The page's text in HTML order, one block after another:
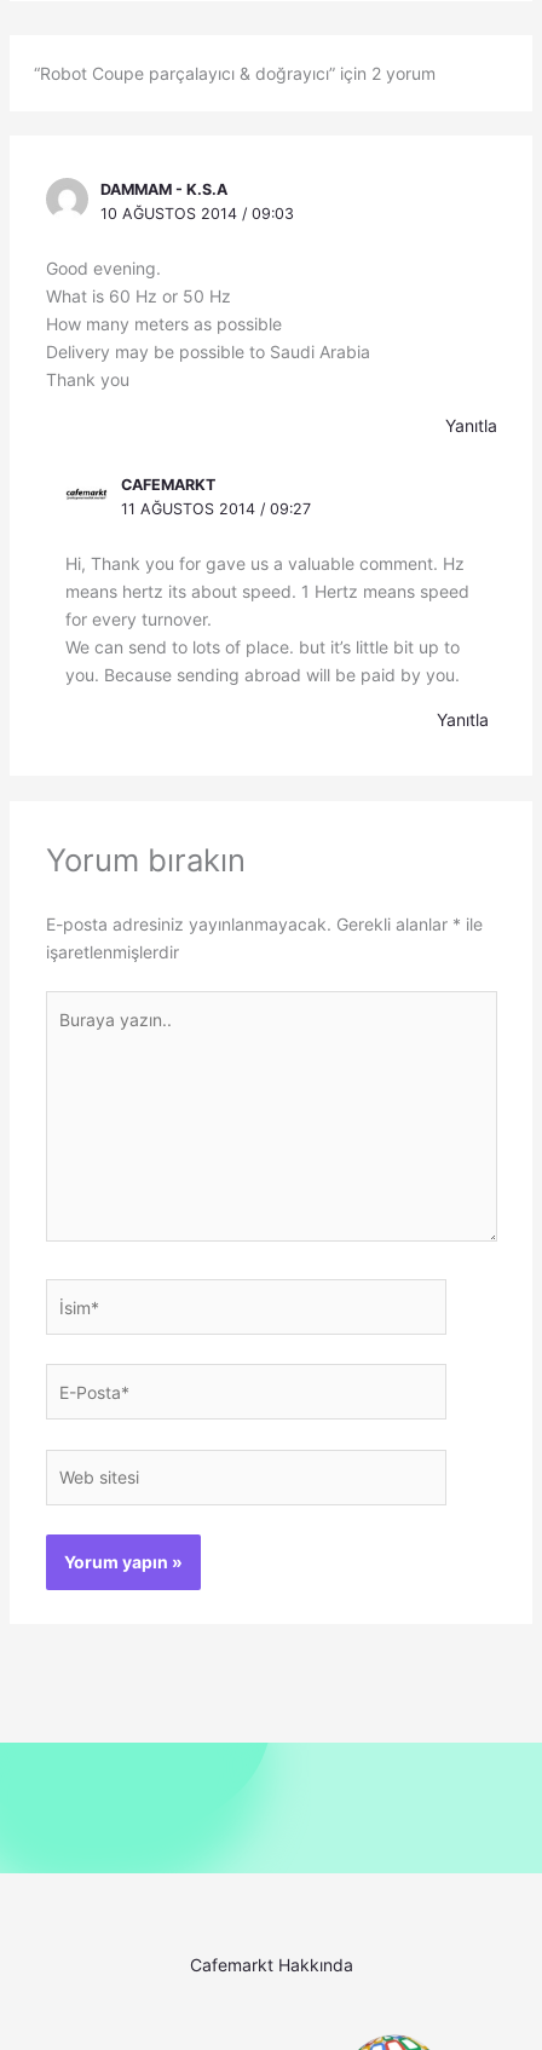
“Robot Coupe parçalayıcı & doğrayıcı” için 2 yorum
DAMMAM - K.S.A
10 AĞUSTOS 2014 / 09:03
Good evening.
What is 60 Hz or 50 Hz
How many meters as possible
Delivery may be possible to Saudi Arabia
Thank you
Yanıtla
CAFEMARKT
11 AĞUSTOS 2014 / 09:27
Hi, Thank you for gave us a valuable comment. Hz
means hertz its about speed. 1 Hertz means speed
for every turnover.
We can send to lots of place. but it’s little bit up to
you. Because sending abroad will be paid by you.
Yanıtla
Yorum bırakın
E-posta adresiniz yayınlanmayacak. Gerekli alanlar * ile
işaretlenmişlerdir
yazın..
Posta*
sitesi
Cafemarkt Hakkında